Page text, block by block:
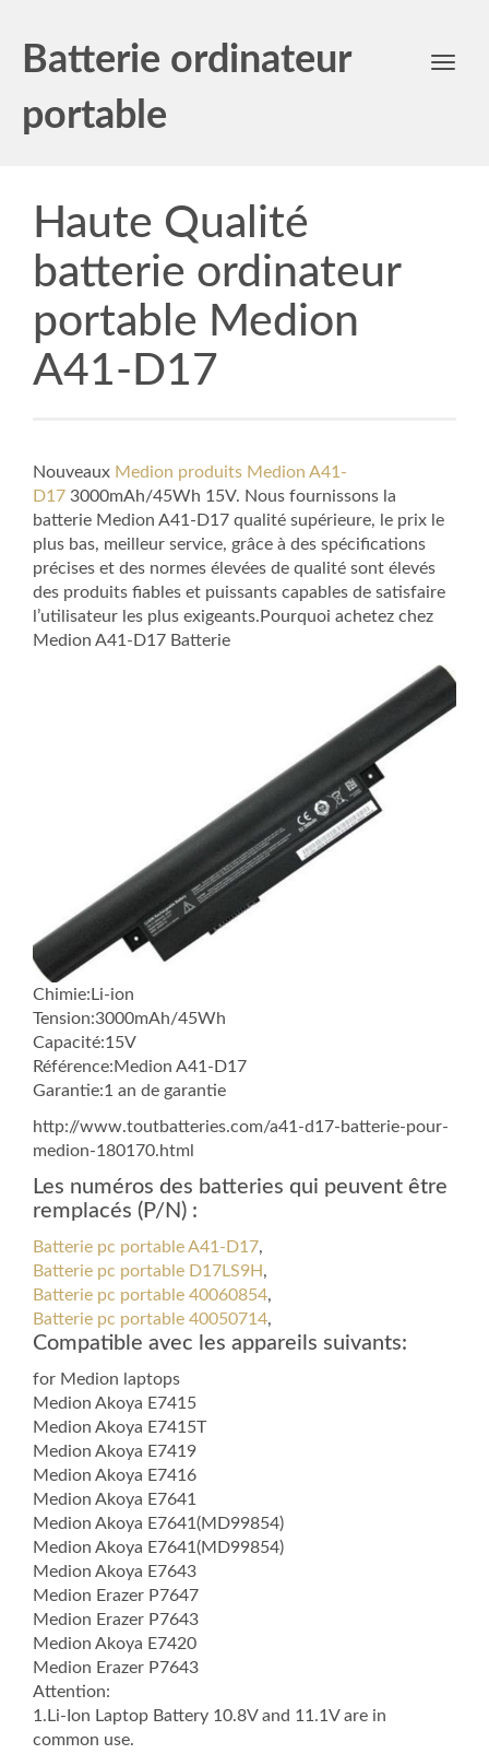
Batterie ordinateur
portable
Toggle
Haute Qualité
batterie ordinateur
portable Medion
A41-D17
Nouveaux Medion produits Medion A41-
D17 3000mAh/45Wh 15V. Nous fournissons la
batterie Medion A41-D17 qualité supérieure, le prix le
plus bas, meilleur service, grâce à des spécifications
précises et des normes élevées de qualité sont élevés
des produits fiables et puissants capables de satisfaire
l’utilisateur les plus exigeants.Pourquoi achetez chez
Medion A41-D17 Batterie
Chimie:Li-ion
Tension:3000mAh/45Wh
Capacité:15V
Référence:Medion A41-D17
Garantie:1 an de garantie
http://www.toutbatteries.com/a41-d17-batterie-pour-
medion-180170.html
Les numéros des batteries qui peuvent être
remplacés (P/N) :
Batterie pc portable A41-D17,
Batterie pc portable D17LS9H,
Batterie pc portable 40060854,
Batterie pc portable 40050714,
Compatible avec les appareils suivants:
for Medion laptops
Medion Akoya E7415
Medion Akoya E7415T
Medion Akoya E7419
Medion Akoya E7416
Medion Akoya E7641
Medion Akoya E7641(MD99854)
Medion Akoya E7641(MD99854)
Medion Akoya E7643
Medion Erazer P7647
Medion Erazer P7643
Medion Akoya E7420
Medion Erazer P7643
Attention:
1.Li-Ion Laptop Battery 10.8V and 11.1V are in
common use.